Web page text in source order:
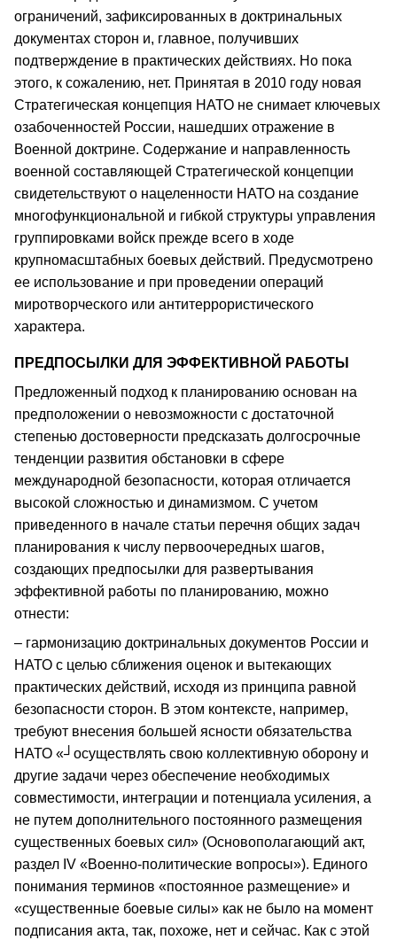
ограничений, зафиксированных в доктринальных
документах сторон и, главное, получивших
подтверждение в практических действиях. Но пока
этого, к сожалению, нет. Принятая в 2010 году новая
Стратегическая концепция НАТО не снимает ключевых
озабоченностей России, нашедших отражение в
Военной доктрине. Содержание и направленность
военной составляющей Стратегической концепции
свидетельствуют о нацеленности НАТО на создание
многофункциональной и гибкой структуры управления
группировками войск прежде всего в ходе
крупномасштабных боевых действий. Предусмотрено
ее использование и при проведении операций
миротворческого или антитеррористического
характера.
ПРЕДПОСЫЛКИ ДЛЯ ЭФФЕКТИВНОЙ РАБОТЫ
Предложенный подход к планированию основан на
предположении о невозможности с достаточной
степенью достоверности предсказать долгосрочные
тенденции развития обстановки в сфере
международной безопасности, которая отличается
высокой сложностью и динамизмом. С учетом
приведенного в начале статьи перечня общих задач
планирования к числу первоочередных шагов,
создающих предпосылки для развертывания
эффективной работы по планированию, можно
отнести:
– гармонизацию доктринальных документов России и
НАТО с целью сближения оценок и вытекающих
практических действий, исходя из принципа равной
безопасности сторон. В этом контексте, например,
требуют внесения большей ясности обязательства
НАТО «┘осуществлять свою коллективную оборону и
другие задачи через обеспечение необходимых
совместимости, интеграции и потенциала усиления, а
не путем дополнительного постоянного размещения
существенных боевых сил» (Основополагающий акт,
раздел IV «Военно-политические вопросы»). Единого
понимания терминов «постоянное размещение» и
«существенные боевые силы» как не было на момент
подписания акта, так, похоже, нет и сейчас. Как с этой